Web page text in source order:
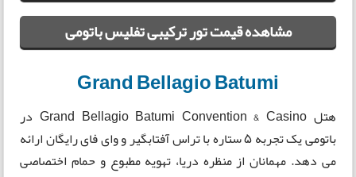
مشاهده قیمت تور ترکیبی تفلیس باتومی
Grand Bellagio Batumi
هتل Grand Bellagio Batumi Convention & Casino در
باتومی یک تجربه 5 ستاره با تراس آفتابگیر و وای فای رایگان ارائه
می دهد. مهمانان از منظره دریا، تهویه مطبوع و حمام اختصاصی